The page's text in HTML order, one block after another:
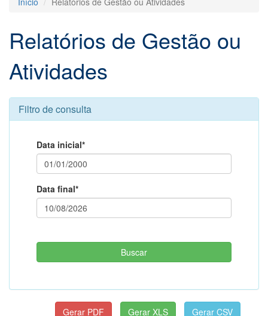
Relatórios de Gestão ou
Atividades
Filtro de consulta
Data inicial*
Data final*